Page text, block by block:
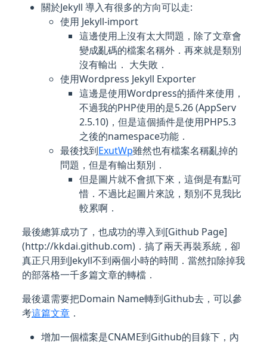
關於Jekyll 導入有很多的方向可以走:
使用 Jekyll-import
這邊使用上沒有太大問題，除了文章會
變成亂碼的檔案名稱外．再來就是類別
沒有輸出． 大失敗．
使用Wordpress Jekyll Exporter
這邊是使用Wordpress的插件來使用，
不過我的PHP使用的是5.26 (AppServ
2.5.10)，但是這個插件是使用PHP5.3
之後的namespace功能．
最後找到ExutWp雖然也有檔案名稱亂掉的
問題，但是有輸出類別．
但是圖片就不會抓下來，這倒是有點可
惜．不過比起圖片來說，類別不見我比
較累啊．
最後總算成功了，也成功的導入到[Github Page]
(http://kkdai.github.com)．搞了兩天再裝系統，卻
真正只用到Jekyll不到兩個小時的時間．當然扣除掉我
的部落格一千多篇文章的轉檔．
最後還需要把Domain Name轉到Github去，可以參
考這篇文章．
增加一個檔案是CNAME到Github的目錄下，內